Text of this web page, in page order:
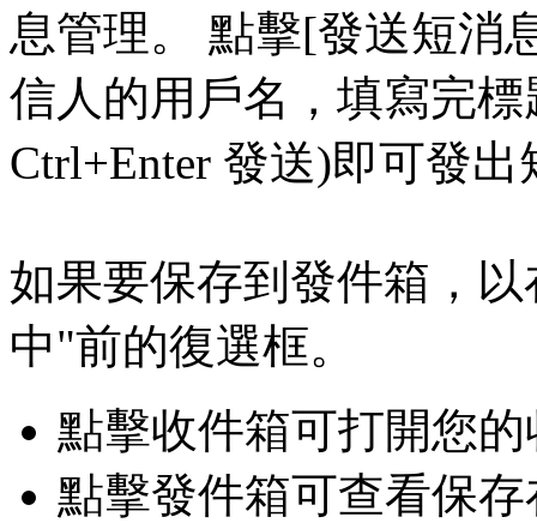
息管理。 點擊[發送短消
信人的用戶名，填寫完
Ctrl+Enter 發送)即可發出
如果要保存到發件箱，
中"前的復選框。
點擊收件箱可打開您
點擊發件箱可查看保